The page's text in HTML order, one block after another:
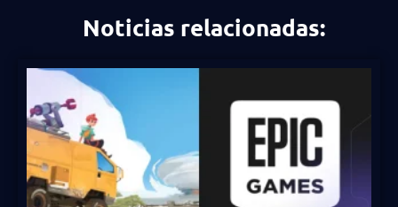
Noticias relacionadas: